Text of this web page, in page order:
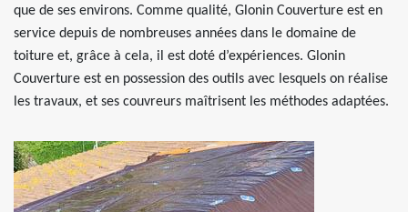
que de ses environs. Comme qualité, Glonin Couverture est en
service depuis de nombreuses années dans le domaine de
toiture et, grâce à cela, il est doté d’expériences. Glonin
Couverture est en possession des outils avec lesquels on réalise
les travaux, et ses couvreurs maîtrisent les méthodes adaptées.